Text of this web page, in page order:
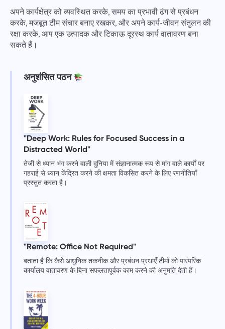
अपने कार्यक्षेत्र को व्यवस्थित करके, समय का प्रभावी ढंग से प्रबंधन
करके, मजबूत टीम संचार बनाए रखकर, और अपने कार्य-जीवन संतुलन की
रक्षा करके, आप एक उत्पादक और टिकाऊ दूरस्थ कार्य वातावरण बना
सकते हैं।
अनुशंसित पठन
"Deep Work: Rules for Focused Success in a
Distracted World"
तेजी से ध्यान भंग करने वाली दुनिया में संज्ञानात्मक रूप से मांग वाले कार्यों पर
गहराई से ध्यान केंद्रित करने की क्षमता विकसित करने के लिए रणनीतियाँ
प्रस्तुत करता है।
"Remote: Office Not Required"
बताता है कि कैसे आधुनिक तकनीक और प्रबंधन प्रथाएँ टीमों को पारंपरिक
कार्यालय वातावरण के बिना सफलतापूर्वक काम करने की अनुमति देती हैं।